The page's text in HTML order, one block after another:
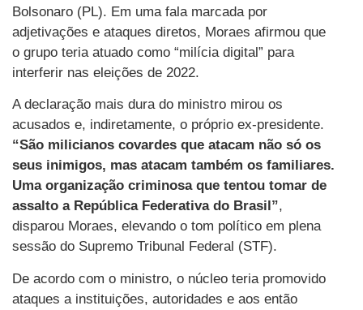
Bolsonaro (PL). Em uma fala marcada por
adjetivações e ataques diretos, Moraes afirmou que
o grupo teria atuado como “milícia digital” para
interferir nas eleições de 2022.
A declaração mais dura do ministro mirou os
acusados e, indiretamente, o próprio ex-presidente.
“São milicianos covardes que atacam não só os
seus inimigos, mas atacam também os familiares.
Uma organização criminosa que tentou tomar de
assalto a República Federativa do Brasil”,
disparou Moraes, elevando o tom político em plena
sessão do Supremo Tribunal Federal (STF).
De acordo com o ministro, o núcleo teria promovido
ataques a instituições, autoridades e aos então